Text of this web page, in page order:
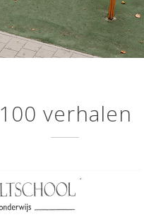
100 verhalen